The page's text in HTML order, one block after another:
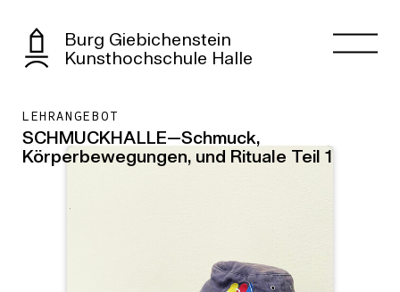
Burg Giebichenstein
Kunsthochschule Halle
LEHRANGEBOT
SCHMUCKHALLE—Schmuck,
Körperbewegungen, und Rituale Teil 1